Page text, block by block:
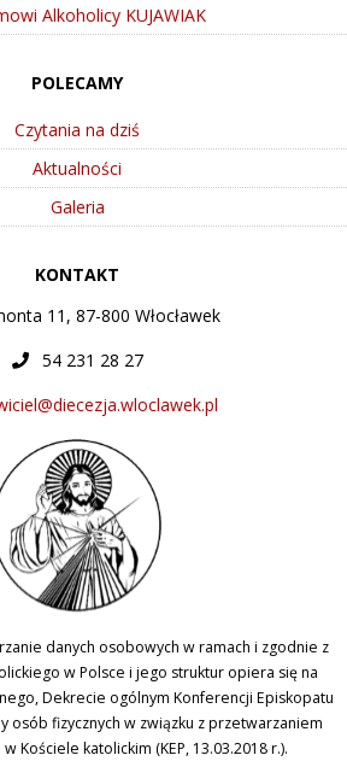
Alkoholicy KUJAWIAK
POLECAMY
Czytania na dziś
Aktualności
Galeria
KONTAKT
11, 87-800 Włocławek
54 231 28 27
danych osobowych w ramach i zgodnie z
w Polsce i jego struktur opiera się na
Dekrecie ogólnym Konferencji Episkopatu
osób fizycznych w związku z przetwarzaniem
Kościele katolickim (KEP, 13.03.2018 r.).